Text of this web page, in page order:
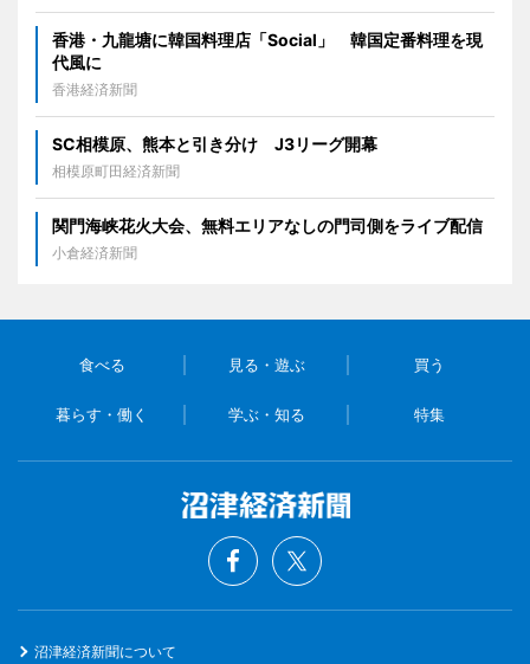
香港・九龍塘に韓国料理店「Social」 韓国定番料理を現
代風に
香港経済新聞
SC相模原、熊本と引き分け J3リーグ開幕
相模原町田経済新聞
関門海峡花火大会、無料エリアなしの門司側をライブ配信
小倉経済新聞
食べる 見る・遊ぶ 買う
暮らす・働く 学ぶ・知る 特集
沼津経済新聞について